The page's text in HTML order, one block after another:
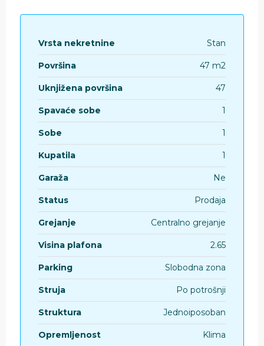
Vrsta nekretnine Stan
Površina 47 m2
Uknjižena površina 47
Spavaće sobe 1
Sobe 1
Kupatila 1
Garaža Ne
Status Prodaja
Grejanje Centralno grejanje
Visina plafona 2.65
Parking Slobodna zona
Struja Po potrošnji
Struktura Jednoiposoban
Opremljenost Klima